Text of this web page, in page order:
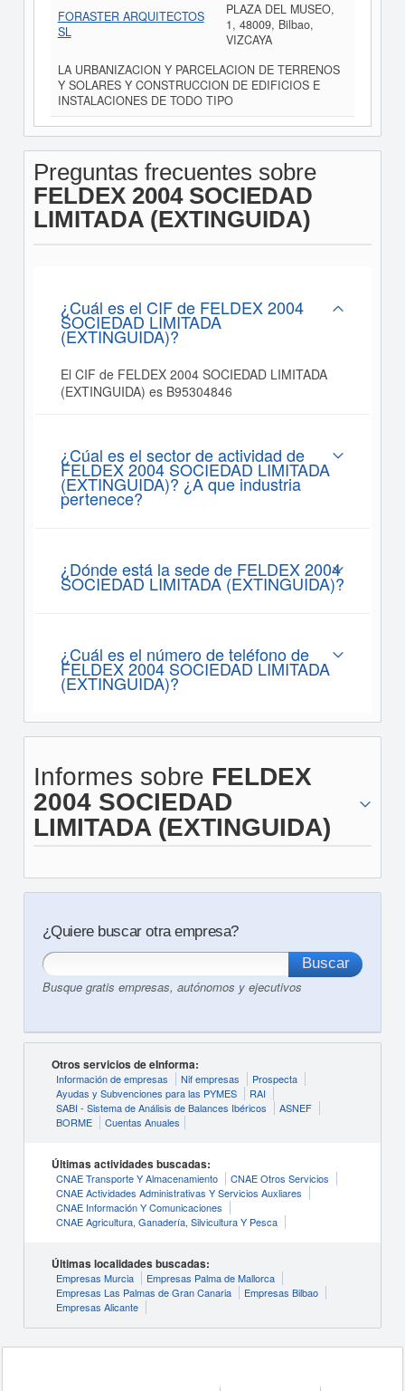
FORASTER ARQUITECTOS
SL
PLAZA DEL MUSEO,
1, 48009, Bilbao,
VIZCAYA
LA URBANIZACION Y PARCELACION DE TERRENOS
Y SOLARES Y CONSTRUCCION DE EDIFICIOS E
INSTALACIONES DE TODO TIPO
Preguntas frecuentes sobre
FELDEX 2004 SOCIEDAD
LIMITADA (EXTINGUIDA)
¿Cuál es el CIF de FELDEX 2004
SOCIEDAD LIMITADA
(EXTINGUIDA)?
El CIF de FELDEX 2004 SOCIEDAD LIMITADA
(EXTINGUIDA) es B95304846
¿Cúal es el sector de actividad de
FELDEX 2004 SOCIEDAD LIMITADA
(EXTINGUIDA)? ¿A que industria
pertenece?
¿Dónde está la sede de FELDEX 2004
SOCIEDAD LIMITADA (EXTINGUIDA)?
¿Cuál es el número de teléfono de
FELDEX 2004 SOCIEDAD LIMITADA
(EXTINGUIDA)?
Informes sobre FELDEX
2004 SOCIEDAD
LIMITADA (EXTINGUIDA)
¿Quiere buscar otra empresa?
Busque gratis empresas, autónomos y ejecutivos
Otros servicios de eInforma:
Información de empresas Nif empresas
Prospecta
Ayudas y Subvenciones para las PYMES
RAI
SABI - Sistema de Análisis de Balances Ibéricos
ASNEF
BORME
Cuentas Anuales
Últimas actividades buscadas:
CNAE Transporte Y Almacenamiento
CNAE Otros Servicios
CNAE Actividades Administrativas Y Servicios Auxliares
CNAE Información Y Comunicaciones
CNAE Agricultura, Ganadería, Silvicultura Y Pesca
Últimas localidades buscadas:
Empresas Murcia
Empresas Palma de Mallorca
Empresas Las Palmas de Gran Canaria
Empresas Bilbao
Empresas Alicante